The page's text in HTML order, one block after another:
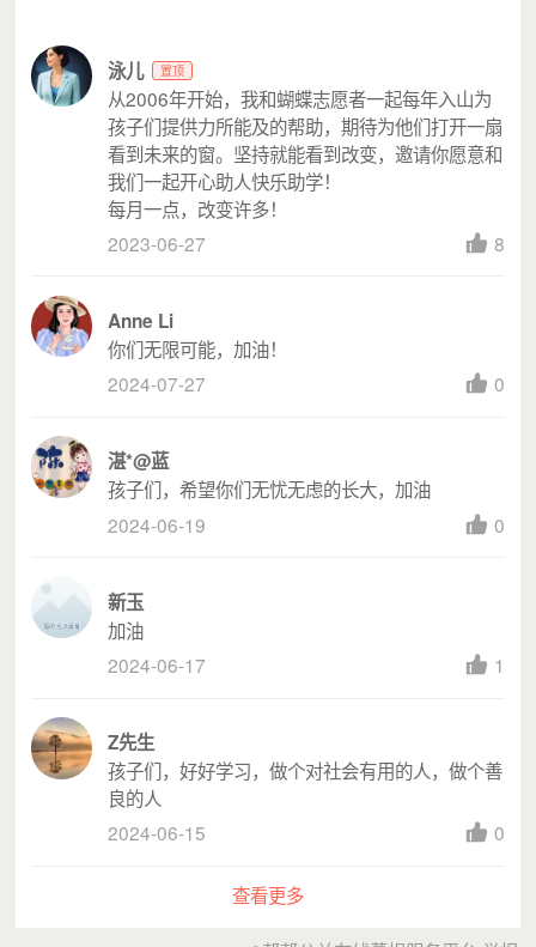
泳儿 置顶
从2006年开始，我和蝴蝶志愿者一起每年入山为
孩子们提供力所能及的帮助，期待为他们打开一扇
看到未来的窗。坚持就能看到改变，邀请你愿意和
我们一起开心助人快乐助学！
每月一点，改变许多！
2023-06-27
8
Anne Li
你们无限可能，加油！
2024-07-27
0
湛*@蓝
孩子们，希望你们无忧无虑的长大，加油
2024-06-19
0
新玉
加油
2024-06-17
1
Z先生
孩子们，好好学习，做个对社会有用的人，做个善
良的人
2024-06-15
0
查看更多